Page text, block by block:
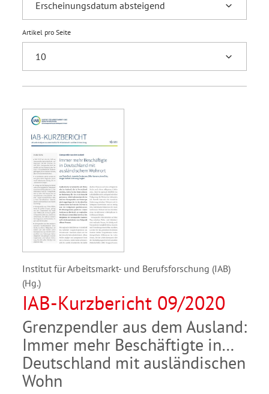
Artikel pro Seite
Institut für Arbeitsmarkt- und Berufsforschung (IAB)
(Hg.)
IAB-Kurzbericht 09/2020
Grenzpendler aus dem Ausland:
Immer mehr Beschäftigte in
Deutschland mit ausländischen
Wohn